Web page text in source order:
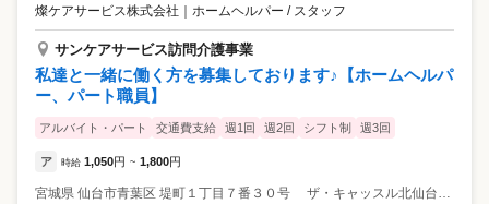
燦ケアサービス株式会社 ホームヘルパー / スタッフ
サンケアサービス訪問介護事業
私達と一緒に働く方を募集しております♪【ホームヘルパ
ー、パート職員】
アルバイト・パート 交通費支給 週1回 週2回 シフト制 週3回
ア 時給 1,050円 ~ 1,800円
宮城県 仙台市青葉区 堤町１丁目７番３０号 ザ・キャッスル北仙台１０２号